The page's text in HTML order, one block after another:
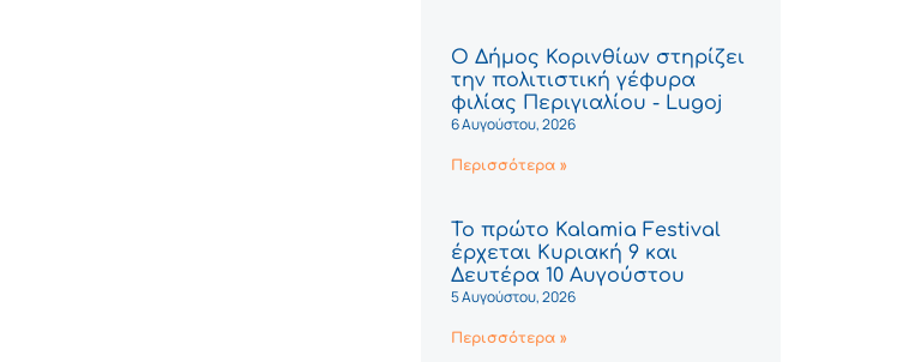
Ο Δήμος Κορινθίων στηρίζει
την πολιτιστική γέφυρα
φιλίας Περιγιαλίου - Lugoj
6 Αυγούστου, 2026
Περισσότερα »
Το πρώτο Kalamia Festival
έρχεται Κυριακή 9 και
Δευτέρα 10 Αυγούστου
5 Αυγούστου, 2026
Περισσότερα »